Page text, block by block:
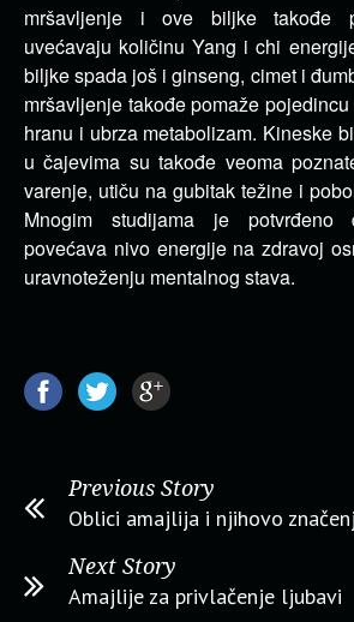
mršavljenje i ove biljke takođe
uvećavaju količinu Yang i chi
biljke spada još i ginseng, cimet i
mršavljenje takođe pomaže
hranu i ubrza metabolizam. Kineske
u čajevima su takođe veoma
varenje, utiču na gubitak težine i
Mnogim studijama je
povećava nivo energije na zdravoj
uravnoteženju mentalnog stava.
Previous Story
Oblici amajlija i njihovo
Next Story
Amajlije za privlačenje ljubavi